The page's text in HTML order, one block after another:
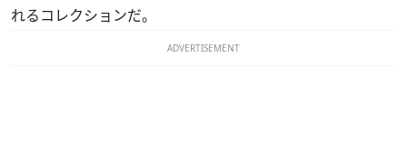
れるコレクションだ。
ADVERTISEMENT